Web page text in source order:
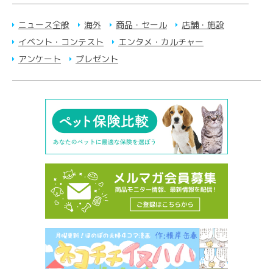
ニュース全般 海外 商品・セール
店舗・施設
イベント・コンテスト
エンタメ・カルチャー
アンケート
プレゼント